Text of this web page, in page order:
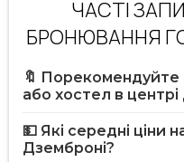
ЧАСТІ
БРОНЮВАННЯ
🔖
або хостел в
💵 Які середні ціни
Дземброні?